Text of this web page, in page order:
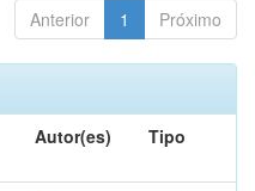
Anterior 1 Próximo
Autor(es) Tipo